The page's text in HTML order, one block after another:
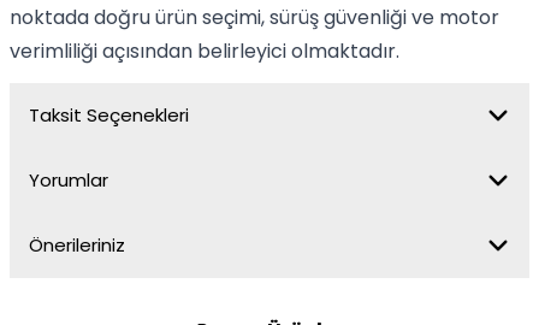
noktada doğru ürün seçimi, sürüş güvenliği ve motor
verimliliği açısından belirleyici olmaktadır.
Taksit Seçenekleri
Yorumlar
Önerileriniz